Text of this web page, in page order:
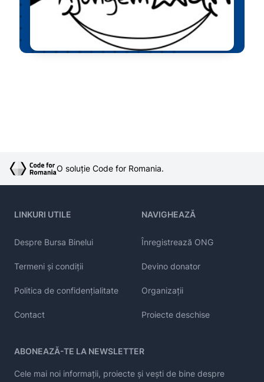
O soluție Code for Romania.
LINKURI UTILE
Despre Bursa Binelui
Termeni și condiții
Politica de confidențialitate
Contact
NAVIGHEAZĂ
Înregistrează ONG
Devino donator
Organizații
Proiecte deschise
ABONEAZĂ-TE LA NEWSLETTER
Cele mai noi informații, proiecte și vești de bine despre